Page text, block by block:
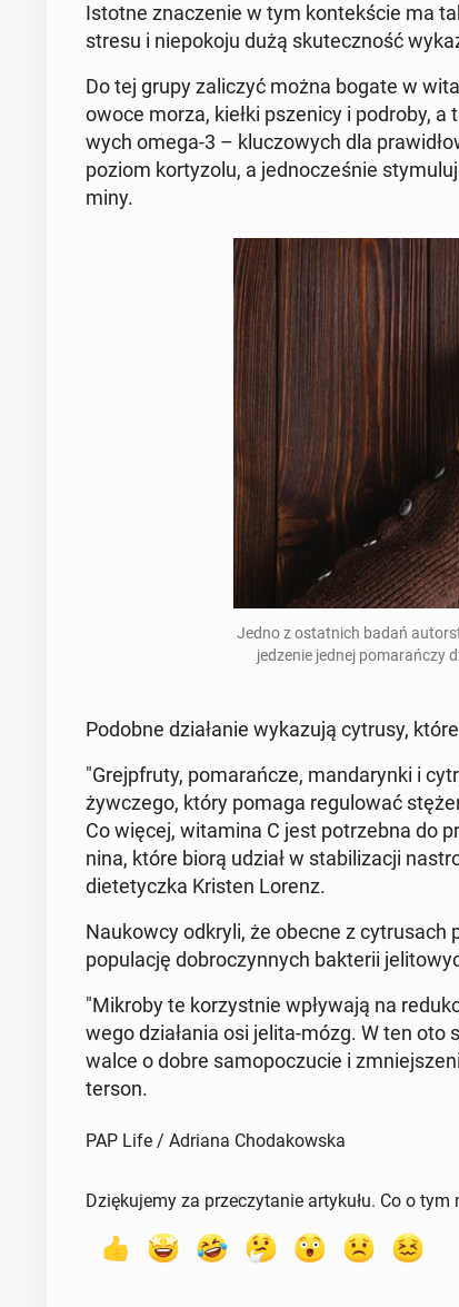
Istotne zna­cze­nie w tym kon­tek­ście ma
stresu i nie­po­ko­ju dużą sku­tecz­ność
Do tej grupy za­li­czyć można bogate w
owoce morza, kiełki psze­ni­cy i podroby,
wych omega-3 – klu­czo­wych dla
poziom kor­ty­zo­lu, a jed­no­cze­śnie
mi­ny.
Jedno z ostat­nich badań
je­dze­nie jednej po­ma­rań­czy
Podobne dzia­ła­nie wy­ka­zu­ją cytrusy,
"Grejp­fru­ty, po­ma­rań­cze, man­da­ryn­ki i
żyw­cze­go, który pomaga re­gu­lo­wać
Co więcej, wi­ta­mi­na C jest po­trzeb­na do
ni­na, które biorą udział w sta­bi­li­za­cji
die­te­tycz­ka Kristen Lorenz.
Na­ukow­cy odkryli, że obecne z
po­pu­la­cję do­bro­czyn­nych bak­te­rii
"Mikroby te ko­rzyst­nie wpły­wa­ją na
we­go dzia­ła­nia osi jelita-mózg. W ten oto
walce o dobre sa­mo­po­czu­cie i
ter­son.
PAP Life / Adriana Chodakowska
Dziękujemy za przeczytanie artykułu. Co o tym